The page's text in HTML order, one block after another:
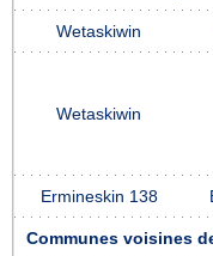
Wetaskiwin
Wetaskiwin
Ermineskin 138
Communes voisines